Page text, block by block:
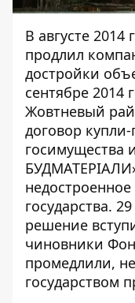
В августе 2014
продлил
достройки
сентябре 2014
Жовтневый
договор
государства.
решение
чиновники
промедлили,
государством